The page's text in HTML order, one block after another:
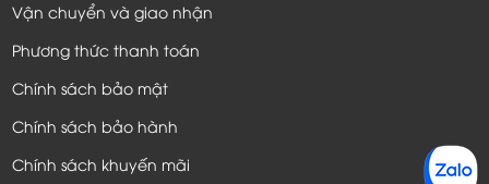
Vận chuyển và giao nhận
Phương thức thanh toán
Chính sách bảo mật
Chính sách bảo hành
Chính sách khuyến mãi